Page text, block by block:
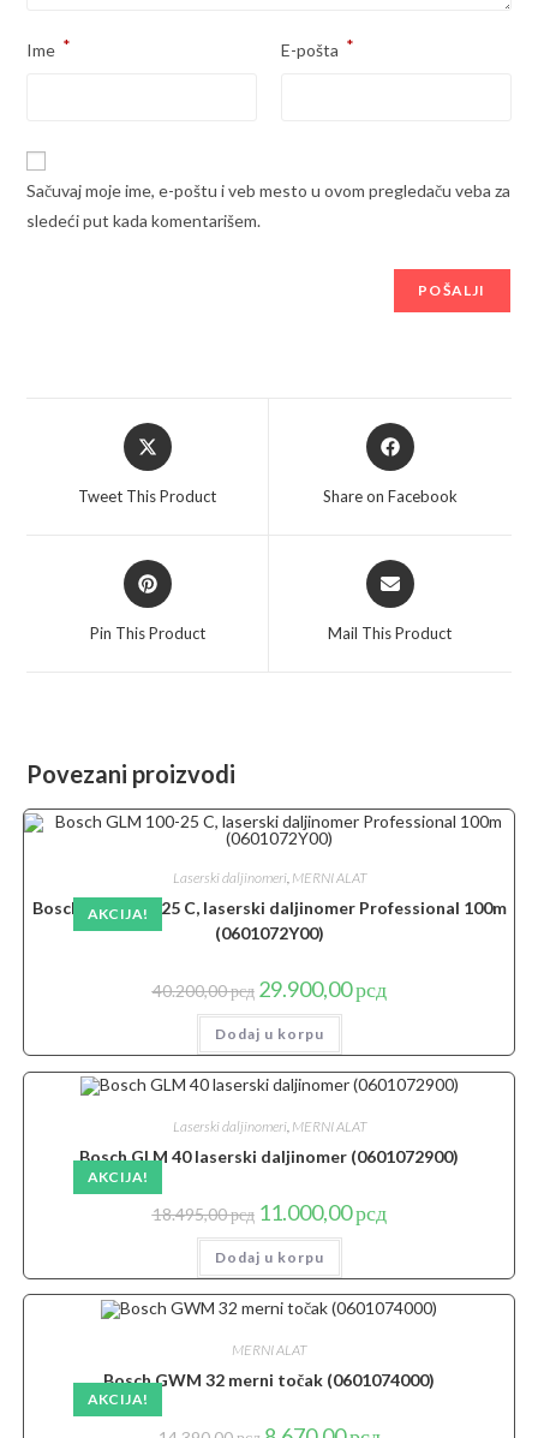
Ime * E-pošta *
Sačuvaj moje ime, e-poštu i veb mesto u ovom pregledaču veba za
sledeći put kada komentarišem.
Opens
in
Tweet This Product
Opens
in
Share on Facebook
Opens
in
Pin This Product
Opens
in
Mail This Product
Povezani proizvodi
AKCIJA!
Laserski daljinomeri, MERNI ALAT
Bosch GLM 100-25 C, laserski daljinomer Professional 100m
(0601072Y00)
40.200,00рсд Originalna
cena
je
bila:
40.200,00 рсд.
29.900,00рсдTrenutna
cena
Dodaj u korpu
AKCIJA!
Laserski daljinomeri, MERNI ALAT
Bosch GLM 40 laserski daljinomer (0601072900)
18.495,00рсд Originalna
cena
je
bila:
18.495,00 рсд.
11.000,00рсдTrenutna
cena
Dodaj u korpu
AKCIJA!
MERNI ALAT
Bosch GWM 32 merni točak (0601074000)
Originalna
Trenutna